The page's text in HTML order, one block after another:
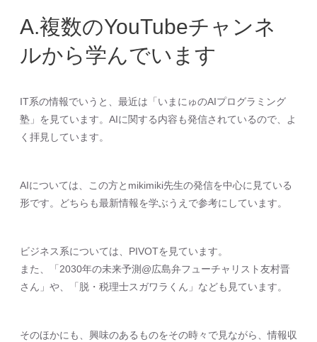
A.複数のYouTubeチャンネ
ルから学んでいます
IT系の情報でいうと、最近は「いまにゅのAIプログラミング
塾」を見ています。AIに関する内容も発信されているので、よ
く拝見しています。
AIについては、この方とmikimiki先生の発信を中心に見ている
形です。どちらも最新情報を学ぶうえで参考にしています。
ビジネス系については、PIVOTを見ています。
また、「2030年の未来予測@広島弁フューチャリスト友村晋
さん」や、「脱・税理士スガワラくん」なども見ています。
そのほかにも、興味のあるものをその時々で見ながら、情報収